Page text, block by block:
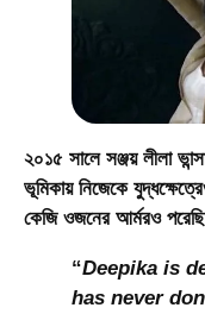
২০১৫ সালে সঞ্জয় লীলা
ভূমিকায় নিজেকে
কেজি ওজনের আর্মরও
“Deepika is
has never